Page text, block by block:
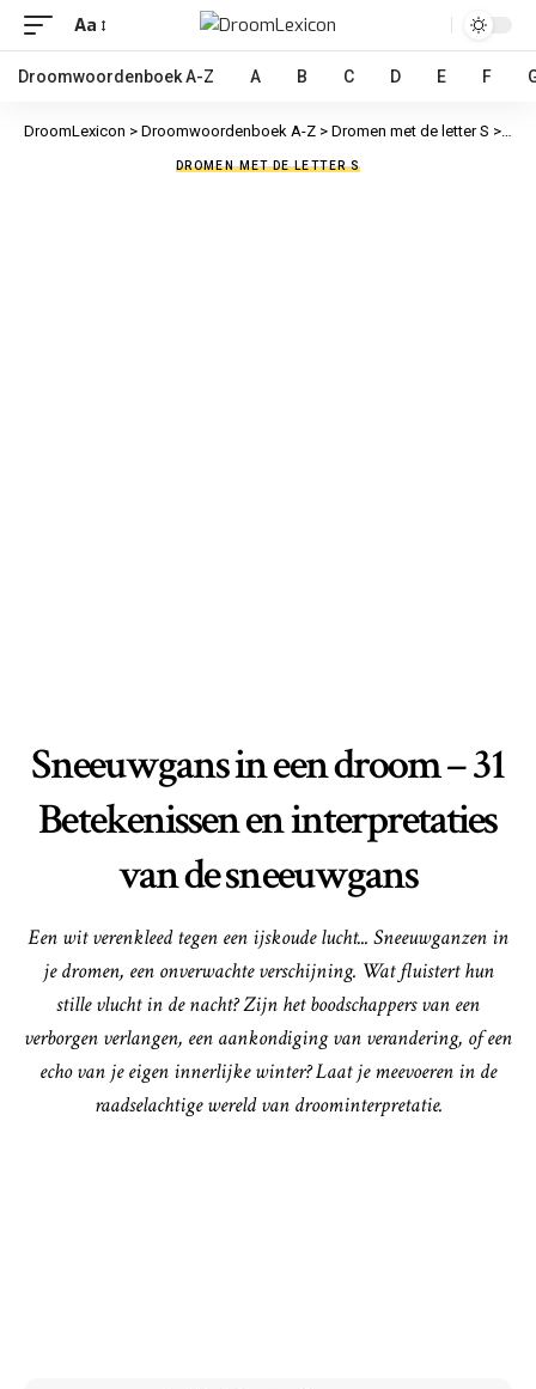
Aa
Droomwoordenboek A-Z A B C D E F
DroomLexicon > Droomwoordenboek A-Z > Dromen met de letter S >
DROMEN MET DE LETTER S
Sneeuwgans in een droom – 31
Betekenissen en interpretaties
van de sneeuwgans
Een wit verenkleed tegen een ijskoude lucht... Sneeuwganzen in
je dromen, een onverwachte verschijning. Wat fluistert hun
stille vlucht in de nacht? Zijn het boodschappers van een
verborgen verlangen, een aankondiging van verandering, of een
echo van je eigen innerlijke winter? Laat je meevoeren in de
raadselachtige wereld van droominterpretatie.